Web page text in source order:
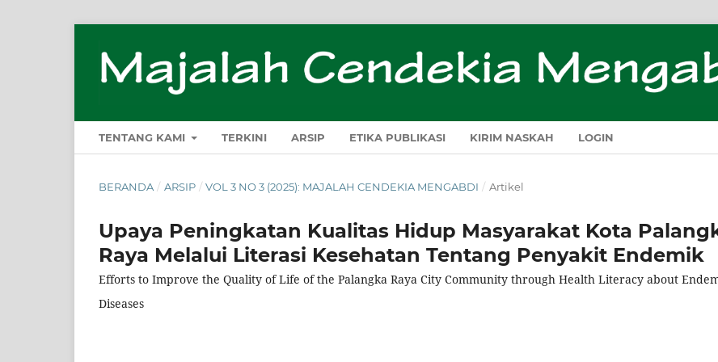
TENTANG KAMI TERKINI ARSIP ETIKA PUBLIKASI KIRIM NASKAH LOGIN
BERANDA / ARSIP / VOL 3 NO 3 (2025): MAJALAH CENDEKIA MENGABDI / Artikel
Upaya Peningkatan Kualitas Hidup Masyarakat Kota
Raya Melalui Literasi Kesehatan Tentang Penyakit Endemik
Efforts to Improve the Quality of Life of the Palangka Raya City Community through Health Literacy about
Diseases